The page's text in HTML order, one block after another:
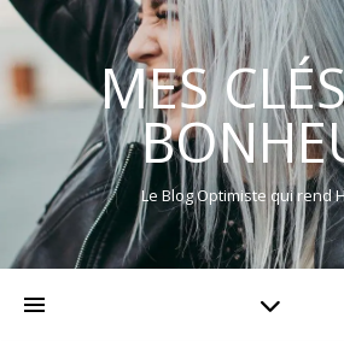
MES
Le Blog Optimiste qui rend